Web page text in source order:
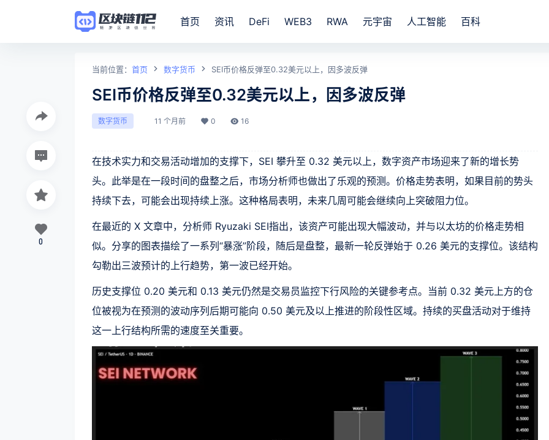
首页 资讯 DeFi WEB3 RWA 元宇宙 人工智能 百科
当前位置： 首页 数字货币 SEI币价格反弹至0.32美元以上，因多波反弹
SEI币价格反弹至0.32美元以上，因多波反弹
数字货币 11 个月前 0 16
在技术实力和交易活动增加的支撑下，SEI 攀升至 0.32 美元以上，数字资产市场迎来了新的增长势
头。此举是在一段时间的盘整之后，市场分析师也做出了乐观的预测。价格走势表明，如果目前的势头
持续下去，可能会出现持续上涨。这种格局表明，未来几周可能会继续向上突破阻力位。
在最近的 X 文章中，分析师 Ryuzaki SEI指出，该资产可能出现大幅波动，并与以太坊的价格走势相
似。分享的图表描绘了一系列“暴涨”阶段，随后是盘整，最新一轮反弹始于 0.26 美元的支撑位。该结构
勾勒出三波预计的上行趋势，第一波已经开始。
历史支撑位 0.20 美元和 0.13 美元仍然是交易员监控下行风险的关键参考点。当前 0.32 美元上方的仓
位被视为在预测的波动序列后期可能向 0.50 美元及以上推进的阶段性区域。持续的买盘活动对于维持
这一上行结构所需的速度至关重要。
0